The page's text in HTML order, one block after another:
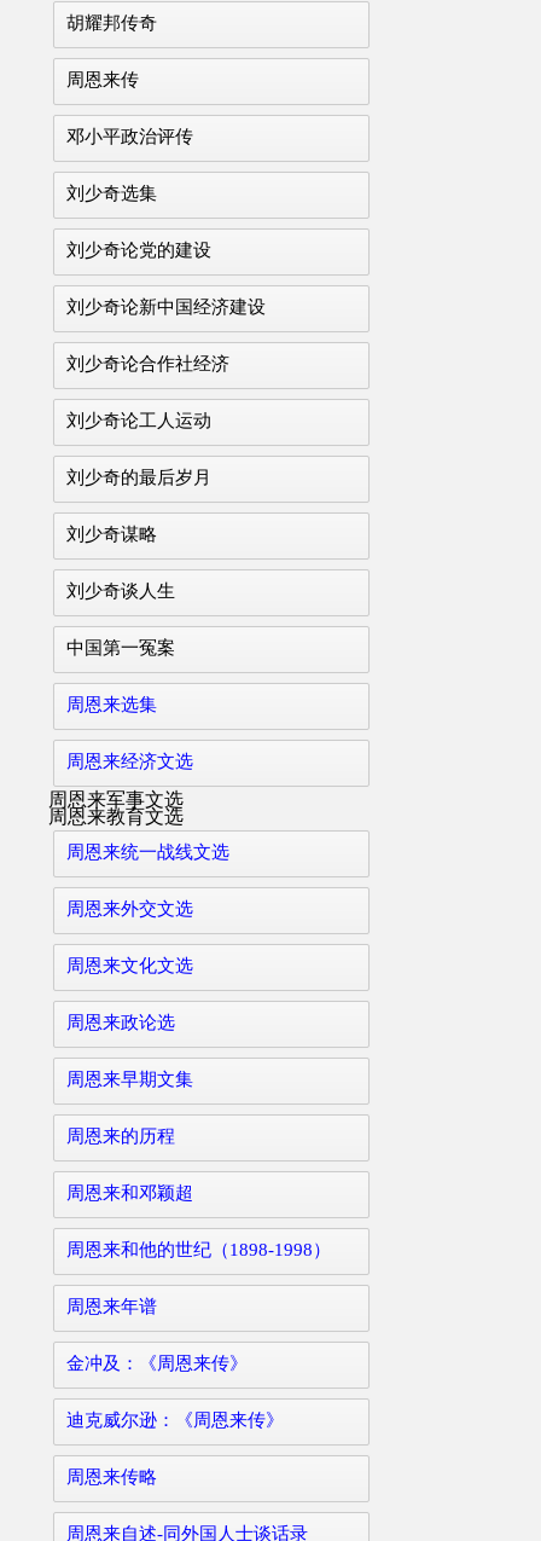
胡耀邦传奇
周恩来传
邓小平政治评传
刘少奇选集
刘少奇论党的建设
刘少奇论新中国经济建设
刘少奇论合作社经济
刘少奇论工人运动
刘少奇的最后岁月
刘少奇谋略
刘少奇谈人生
中国第一冤案
周恩来选集
周恩来经济文选
周恩来军事文选
周恩来教育文选
周恩来统一战线文选
周恩来外交文选
周恩来文化文选
周恩来政论选
周恩来早期文集
周恩来的历程
周恩来和邓颖超
周恩来和他的世纪（1898-1998）
周恩来年谱
金冲及：《周恩来传》
迪克威尔逊：《周恩来传》
周恩来传略
周恩来自述-同外国人士谈话录